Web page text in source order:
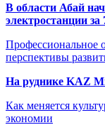
В области Абай
электростанции за
Профессиональное
перспективы
На руднике KAZ
Как меняется
экономии